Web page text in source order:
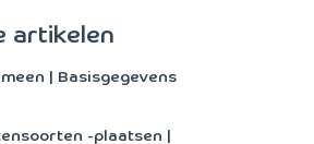
artikelen
| Basisgegevens
-plaatsen |